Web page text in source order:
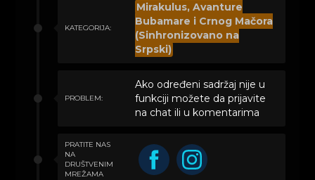
KATEGORIJA:
Mirakulus, Avanture
Bubamare i Crnog Mačora
(Sinhronizovano na
Srpski)
PROBLEM:
Ako određeni sadržaj nije u
funkciji možete da prijavite
na chat ili u komentarima
PRATITE NAS
NA
DRUŠTVENIM
MREŽAMA